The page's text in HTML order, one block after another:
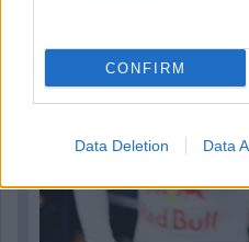
CONFIRM
Data Deletion Data